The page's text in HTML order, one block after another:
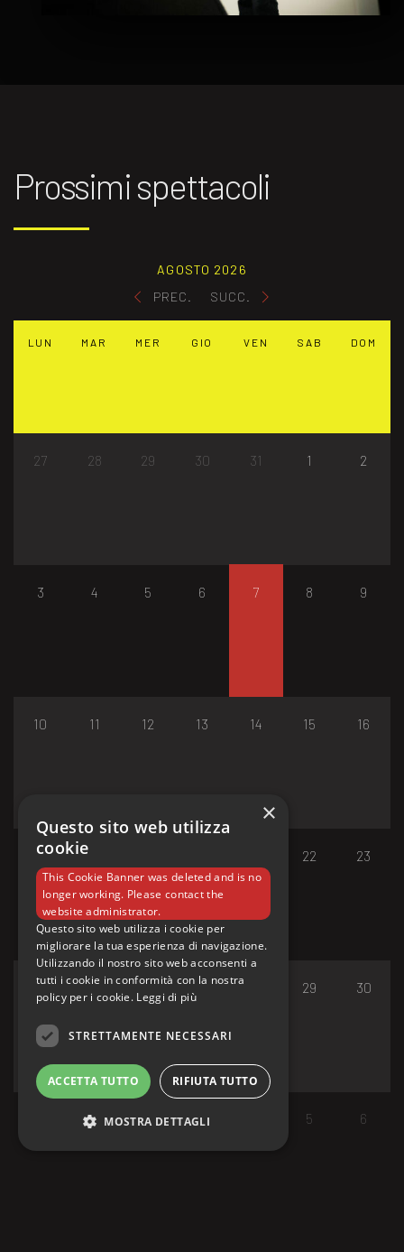
Prossimi spettacoli
PREC.
AGOSTO 2026
SUCC.
LUN MAR MER GIO VEN SAB DOM
27 28 29 30 31 1 2
3 4 5 6 7 8 9
10 11 12 13 14 15 16
17 18 22 23
24 25 26 27 29 30
1 2 3 5 6
×
Questo sito web utilizza
cookie
This Cookie Banner was deleted and is no
longer working. Please contact the
website administrator.
Questo sito web utilizza i cookie per
migliorare la tua esperienza di navigazione.
Utilizzando il nostro sito web acconsenti a
tutti i cookie in conformità con la nostra
policy per i cookie. Leggi di più
STRETTAMENTE NECESSARI
ACCETTA TUTTO RIFIUTA TUTTO
MOSTRA DETTAGLI